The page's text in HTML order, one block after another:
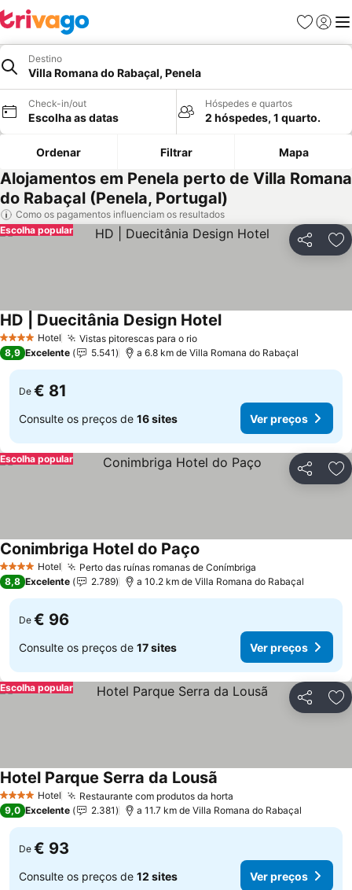
Favoritos
Iniciar
Destino
Villa Romana do Rabaçal, Penela
Check-in/out
Escolha as datas
Hóspedes e quartos
2 hóspedes, 1 quarto.
Ordenar Filtrar Mapa
Alojamentos em Penela perto de Villa Romana
do Rabaçal (Penela, Portugal)
Como os pagamentos influenciam os resultados
Partilhar
Escolha popular
4 EstrelasHotel Vistas pitorescas para o rioVer preços
HD | Duecitânia Design HotelVer preços
8,9 Excelente 5.541 a 6.8 km de Villa Romana do Rabaçal
De € 81
Consulte os preços de 16 sites Ver preços
Partilhar
Escolha popular
4 EstrelasHotel Perto das ruínas romanas de Conímbriga
Conimbriga Hotel do Paço
8,8 Excelente 2.789 a 10.2 km de Villa Romana do Rabaçal
De € 96
Consulte os preços de 17 sites Ver preços
Partilhar
Escolha popular
4 EstrelasHotel Restaurante com produtos da horta
Hotel Parque Serra da Lousã
9,0 Excelente 2.381 a 11.7 km de Villa Romana do Rabaçal
De € 93
Consulte os preços de 12 sites Ver preços